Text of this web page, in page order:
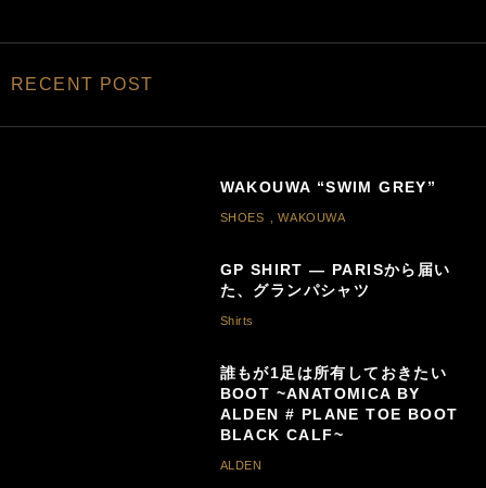
RECENT POST
WAKOUWA “SWIM GREY”
SHOES ,WAKOUWA
GP SHIRT — PARISから届い
た、グランパシャツ
Shirts
誰もが1足は所有しておきたい
BOOT ~ANATOMICA BY
ALDEN # PLANE TOE BOOT
BLACK CALF~
ALDEN